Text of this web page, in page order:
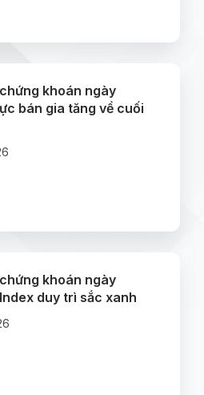
khoán ngày
bán gia tăng về cuối
khoán ngày
duy trì sắc xanh